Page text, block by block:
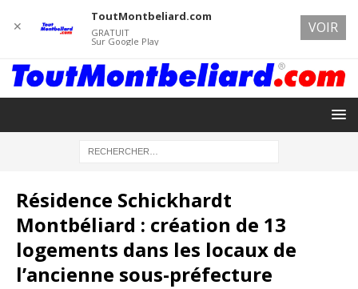
Résidence Schickhardt
Montbéliard : création de 13
logements dans les locaux de
l’ancienne sous-préfecture
✕
ToutMontbeliard.com
GRATUIT
Sur Google Play
VOIR